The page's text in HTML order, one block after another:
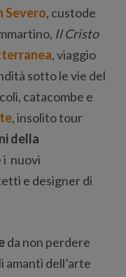
Severo, custode
Il Cristo
, viaggio
sotto le vie del
catacombe e
, insolito tour
della
i nuovi
e designer di
da non perdere
amanti dell’arte